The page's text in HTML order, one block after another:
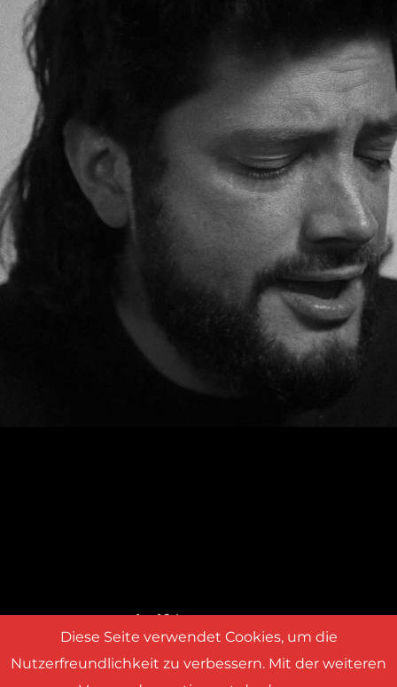
Diese Seite verwendet Cookies, um die
Nutzerfreundlichkeit zu verbessern. Mit der weiteren